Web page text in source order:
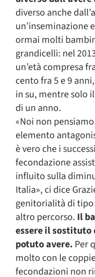
diverso anche
un’inseminazione
ormai molti
grandicelli: nel
un’età compresa
cento fra 5 e 9
in su, mentre solo
di un anno.
«Noi non
elemento
è vero che i
fecondazione
influito sulla
Italia», ci dice
genitorialità di
altro percorso. Il
essere il sostituto
potuto avere. Per
molto con le
fecondazioni non